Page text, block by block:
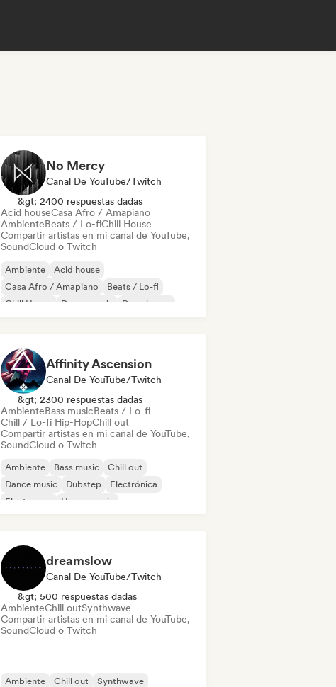
No Mercy
Canal De YouTube/Twitch
&gt; 2400 respuestas dadas
Acid houseCasa Afro / Amapiano
AmbienteBeats / Lo-fiChill House
Compartir artistas en mi canal de YouTube,
SoundCloud o Twitch
Ambiente
Acid house
Casa Afro / Amapiano
Beats / Lo-fi
Chill House
Dance music
Deep house
Affinity Ascension
Canal De YouTube/Twitch
&gt; 2300 respuestas dadas
AmbienteBass musicBeats / Lo-fi
Chill / Lo-fi Hip-HopChill out
Compartir artistas en mi canal de YouTube,
SoundCloud o Twitch
Ambiente Bass music
Chill out
Dance music
Dubstep
Electrónica
Electropop
House music
dreamslow
Canal De YouTube/Twitch
&gt; 500 respuestas dadas
AmbienteChill outSynthwave
Compartir artistas en mi canal de YouTube,
SoundCloud o Twitch
Ambiente Chill out Synthwave